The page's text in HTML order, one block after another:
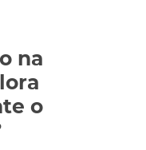
na
o